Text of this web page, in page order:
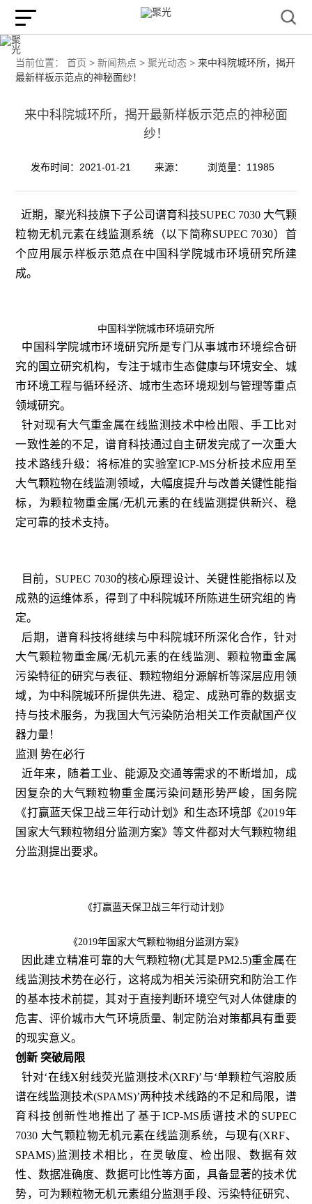
当前位置： 首页 > 新闻热点 > 聚光动态 > 来中科院城环所，揭开
最新样板示范点的神秘面纱！
来中科院城环所，揭开最新样板示范点的神秘面
纱！
发布时间：2021-01-21 来源： 浏览量：11985
近期，聚光科技旗下子公司谱育科技SUPEC 7030 大气颗
粒物无机元素在线监测系统（以下简称SUPEC 7030）首
个应用展示样板示范点在中国科学院城市环境研究所建
成。
中国科学院城市环境研究所
中国科学院城市环境研究所是专门从事城市环境综合研
究的国立研究机构，专注于城市生态健康与环境安全、城
市环境工程与循环经济、城市生态环境规划与管理等重点
领域研究。
针对现有大气重金属在线监测技术中检出限、手工比对
一致性差的不足，谱育科技通过自主研发完成了一次重大
技术路线升级：将标准的实验室ICP-MS分析技术应用至
大气颗粒物在线监测领域，大幅度提升与改善关键性能指
标，为颗粒物重金属/无机元素的在线监测提供新兴、稳
定可靠的技术支持。
目前，SUPEC 7030的核心原理设计、关键性能指标以及
成熟的运维体系，得到了中科院城环所陈进生研究组的肯
定。
后期，谱育科技将继续与中科院城环所深化合作，针对
大气颗粒物重金属/无机元素的在线监测、颗粒物重金属
污染特征的研究与表征、颗粒物组分源解析等深层应用领
域，为中科院城环所提供先进、稳定、成熟可靠的数据支
持与技术服务，为我国大气污染防治相关工作贡献国产仪
器力量！
监测 势在必行
近年来，随着工业、能源及交通等需求的不断增加，成
因复杂的大气颗粒物重金属污染问题形势严峻，国务院
《打赢蓝天保卫战三年行动计划》和生态环境部《2019年
国家大气颗粒物组分监测方案》等文件都对大气颗粒物组
分监测提出要求。
《打赢蓝天保卫战三年行动计划》
《2019年国家大气颗粒物组分监测方案》
因此建立精准可靠的大气颗粒物(尤其是PM2.5)重金属在
线监测技术势在必行，这将成为相关污染研究和防治工作
的基本技术前提，其对于直接判断环境空气对人体健康的
危害、评价城市大气环境质量、制定防治对策都具有重要
的现实意义。
创新 突破局限
针对‘在线X射线荧光监测技术(XRF)’与‘单颗粒气溶胶质
谱在线监测技术(SPAMS)’两种技术线路的不足和局限，谱
育科技创新性地推出了基于ICP-MS质谱技术的SUPEC
7030 大气颗粒物无机元素在线监测系统，与现有(XRF、
SPAMS)监测技术相比，在灵敏度、检出限、数据有效
性、数据准确度、数据可比性等方面，具备显著的技术优
势，可为颗粒物无机元素组分监测手段、污染特征研究、